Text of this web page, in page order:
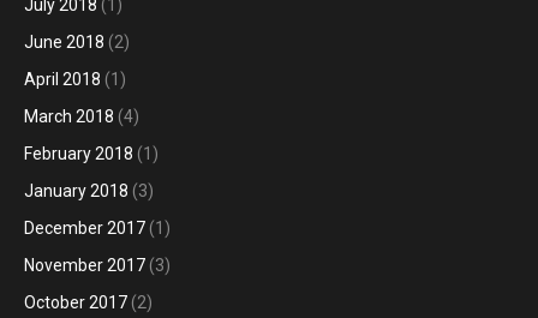
July 2018 (1)
June 2018 (2)
April 2018 (1)
March 2018 (4)
February 2018 (1)
January 2018 (3)
December 2017 (1)
November 2017 (3)
October 2017 (2)